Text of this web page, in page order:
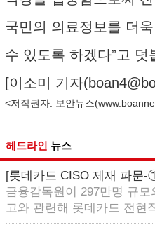
국민의 의료정보를 더
수 있도록 하겠다”고 덧
[이소미 기자(
<저작권자: 보안뉴스(
헤드라인 뉴스
[롯데카드 CISO 제재 파문
금융감독원이 297만명 규
고와 관련해 롯데카드 전현